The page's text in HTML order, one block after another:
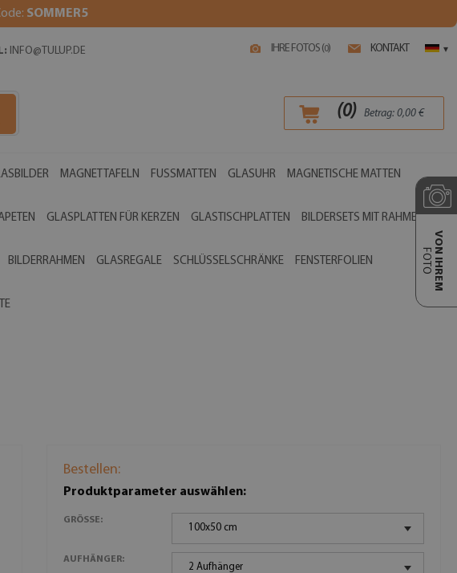
SOMMER5
IHRE FOTOS (0) KONTAKT ▾
INFO@TULUP.DE
(0) Betrag: 0,00€
MAGNETTAFELN FUSSMATTEN GLASUHR MAGNETISCHE MATTEN
GLASPLATTEN FÜR KERZEN GLASTISCHPLATTEN BILDERSETS MIT RAHMEN
BILDERRAHMEN GLASREGALE SCHLÜSSELSCHRÄNKE FENSTERFOLIEN VON IHREM
FOTO
Bestellen:
Produktparameter auswählen:
GRÖSSE:
100x50 cm
AUFHÄNGER:
2 Aufhänger